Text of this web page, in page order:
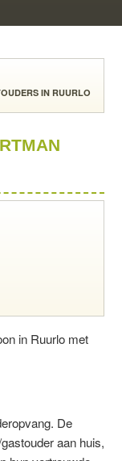
IN RUURLO
in Ruurlo met
De
aan huis,